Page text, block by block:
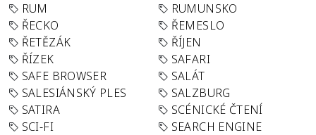
RUM
RUMUNSKO
ŘECKO
ŘEMESLO
ŘETĚZÁK
ŘÍJEN
ŘÍZEK
SAFARI
SAFE BROWSER
SALÁT
SALESIÁNSKÝ PLES
SALZBURG
SATIRA
SCÉNICKÉ ČTENÍ
SCI-FI
SEARCH ENGINE